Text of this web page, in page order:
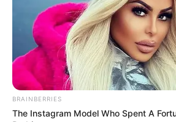
BRAINBERRIES
The Instagram Model Who Spent A